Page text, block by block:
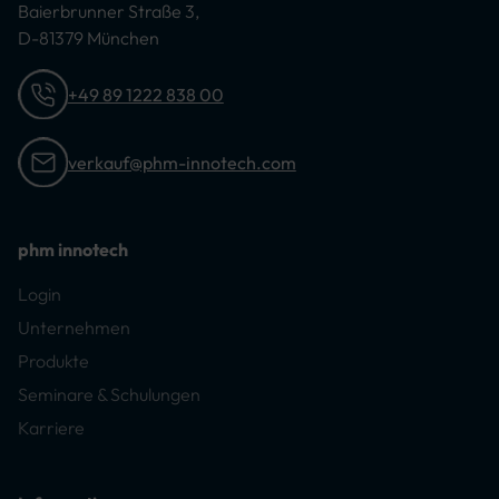
Baierbrunner Straße 3,
D-81379 München
+49 89 1222 838 00
verkauf@phm-innotech.com
phm innotech
Login
Unternehmen
Produkte
Seminare & Schulungen
Karriere